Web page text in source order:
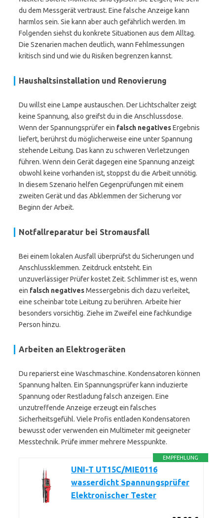
du dem Messgerät vertraust. Eine falsche Anzeige kann
harmlos sein. Sie kann aber auch gefährlich werden. Im
Folgenden siehst du konkrete Situationen aus dem Alltag.
Die Szenarien machen deutlich, wann Fehlmessungen
kritisch sind und wie du Risiken begrenzen kannst.
Haushaltsinstallation und Renovierung
Du willst eine Lampe austauschen. Der Lichtschalter zeigt
keine Spannung, also greifst du in die Anschlussdose.
Wenn der Spannungsprüfer ein falsch negativesErgebnis
liefert, berührst du möglicherweise eine unter Spannung
stehende Leitung. Das kann zu schweren Verletzungen
führen. Wenn dein Gerät dagegen eine Spannung anzeigt
obwohl keine vorhanden ist, stoppst du die Arbeit unnötig.
In diesem Szenario helfen Gegenprüfungen mit einem
zweiten Gerät und das Abklemmen der Sicherung vor
Beginn der Arbeit.
Notfallreparatur bei Stromausfall
Bei einem lokalen Ausfall überprüfst du Sicherungen und
Anschlussklemmen. Zeitdruck entsteht. Ein
unzuverlässiger Prüfer kostet Zeit. Schlimmer ist es, wenn
ein falsch negativesMessergebnis dich dazu verleitet,
eine scheinbar tote Leitung zu berühren. Arbeite hier
besonders vorsichtig. Ziehe im Zweifel eine fachkundige
Person hinzu.
Arbeiten an Elektrogeräten
Du reparierst eine Waschmaschine. Kondensatoren können
Spannung halten. Ein Spannungsprüfer kann induzierte
Spannung oder Restladung falsch anzeigen. Eine
unzutreffende Anzeige erzeugt ein falsches
Sicherheitsgefühl. Viele Profis entladen Kondensatoren
bewusst oder verwenden ein Multimeter mit geeigneter
Messtechnik. Prüfe immer mehrere Messpunkte.
EMPFEHLUNG
UNI-T UT15C/MIE0116
wasserdicht Spannungsprüfer
Elektronischer Tester